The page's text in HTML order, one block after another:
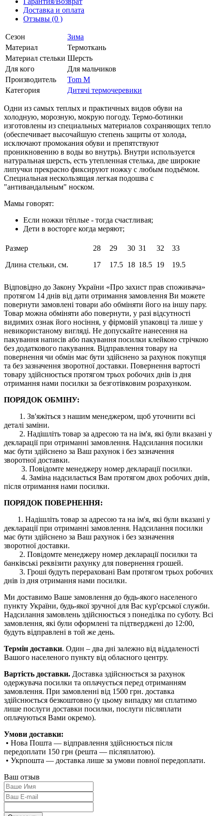
Доставка и оплата
Отзывы (0 )
Сезон
Зима
Материал
Термоткань
Материал стельки Шерсть
Для кого
Для мальчиков
Производитель
Tom M
Категория
Дитячі термочеревики
Одни из самых теплых и практичных видов обуви на
холодную, морозную, мокрую погоду. Термо-ботинки
изготовлены из специальных материалов сохраняющих тепло
(обеспечивает высочайшую степень защиты от холода,
исключают промокания обуви и препятствуют
проникновению в воды во внутрь). Внутри используется
натуральная шерсть, есть утепленная стелька, две широкие
липучки прекрасно фиксируют ножку с любым подъёмом.
Специальная нескользящая легкая подошва с
"антивандальным" носком.
Мамы говорят:
Если ножки тёплые - тогда счастливая;
Дети в восторге когда меряют;
Размер 28 29 30 31 32
33
Длина стельки, см.
17 17.5 18 18.5 19 19.5
Відповідно до Закону України «Про захист прав споживача»
протягом 14 днів від дати отримання замовлення Ви можете
повернути замовлені товари або обміняти його на іншу пару.
Товар можна обміняти або повернути, у разі відсутності
видимих ​​ознак його носіння, у фірмовій упаковці та лише у
невикористаному вигляді. Не допускайте нанесення на
пакування написів або пакування посилки клейкою стрічкою
без додаткового пакування. Відправлення товару на
повернення чи обмін має бути здійснено за рахунок покупця
та без зазначення зворотної доставки. Повернення вартості
товару здійснюється протягом трьох робочих днів із дня
отримання нами посилки за безготівковим розрахунком.
ПОРЯДОК ОБМІНУ:
1. Зв'яжіться з нашим менеджером, щоб уточнити всі
деталі заміни.
2. Надішліть товар за адресою та на ім'я, які були вказані у
декларації при отриманні замовлення. Надсилання посилки
має бути здійснено за Ваш рахунок і без зазначення
зворотної доставки.
3. Повідомте менеджеру номер декларації посилки.
4. Заміна надсилається Вам протягом двох робочих днів,
після отримання нами посилки.
ПОРЯДОК ПОВЕРНЕННЯ:
1. Надішліть товар за адресою та на ім'я, які були вказані у
декларації при отриманні замовлення. Надсилання посилки
має бути здійснено за Ваш рахунок і без зазначення
зворотної доставки.
2. Повідомте менеджеру номер декларації посилки та
банківські реквізити рахунку для повернення грошей.
3. Гроші будуть перераховані Вам протягом трьох робочих
днів із дня отримання нами посилки.
Ми доставимо Ваше замовлення до будь-якого населеного
пункту України, будь-якої зручної для Вас кур'єрської служби.
Надсилання замовлень здійснюється з понеділка по суботу. Всі
замовлення, які були оформлені та підтверджені до 12:00,
будуть відправлені в той же день.
Термін доставки. Один – два дні залежно від віддаленості
Вашого населеного пункту від обласного центру.
Вартість доставки. Доставка здійснюється за рахунок
одержувача посилки та оплачується перед отриманням
замовлення. При замовленні від 1500 грн. доставка
здійснюється безкоштовно (у цьому випадку ми сплатимо
лише послуги доставки посилки, послуги післяплати
оплачуються Вами окремо).
Умови доставки:
• Нова Пошта — відправлення здійснюється після
передоплати 150 грн (решта — післяплатою).
• Укрпошта — доставка лише за умови повної передоплати.
Ваш отзыв